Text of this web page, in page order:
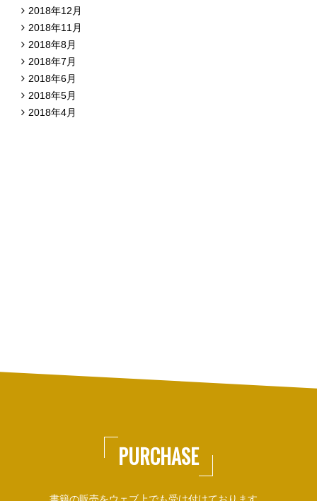
2018年12月
2018年11月
2018年8月
2018年7月
2018年6月
2018年5月
2018年4月
PURCHASE